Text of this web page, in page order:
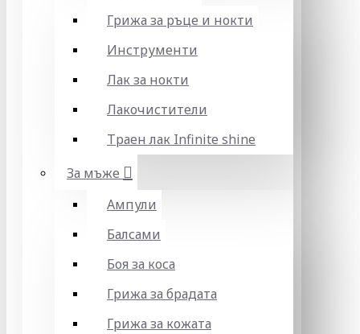
Грижа за ръце и нокти
Инструменти
Лак за нокти
Лакочистители
Траен лак Infinite shine
За мъже
Ампули
Балсами
Боя за коса
Грижа за брадата
Грижа за кожата